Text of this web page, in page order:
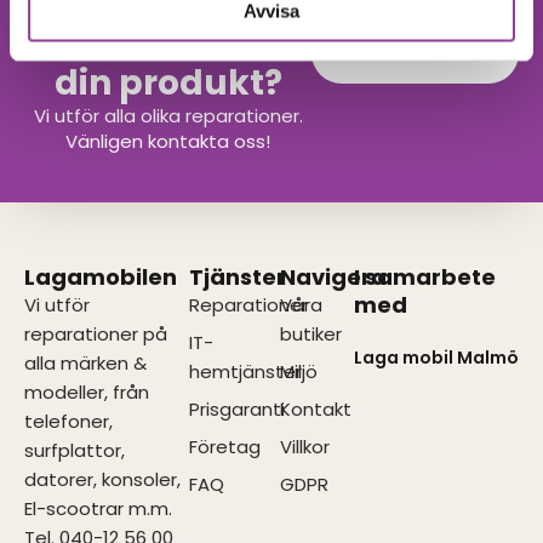
Avvisa
Hittar du inte
din produkt?
Vi utför alla olika reparationer.
Vänligen kontakta oss!
Lagamobilen
Vi utför
reparationer på
alla märken &
modeller, från
telefoner,
surfplattor,
datorer, konsoler,
El-scootrar m.m.
Tel. 040-12 56 00
Tjänster
Reparationer
IT-
hemtjänster
Prisgaranti
Företag
FAQ
Navigera
Våra
butiker
Miljö
Kontakt
Villkor
GDPR
I samarbete
med
Laga mobil Malmö